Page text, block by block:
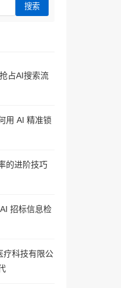
搜索
占AI搜索流
用 AI 精准锁
的进阶技巧
招标信息检
疗科技有限公